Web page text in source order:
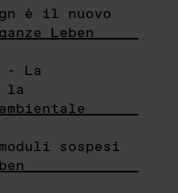
è il nuovo
Leben
- La
la
sospesi